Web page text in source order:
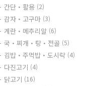
간단・활용 (2)
감자・고구마 (3)
계란・메추리알 (6)
국・찌개・탕・전골 (5)
김밥・주먹밥・도시락 (4)
다진고기 (4)
닭고기 (16)